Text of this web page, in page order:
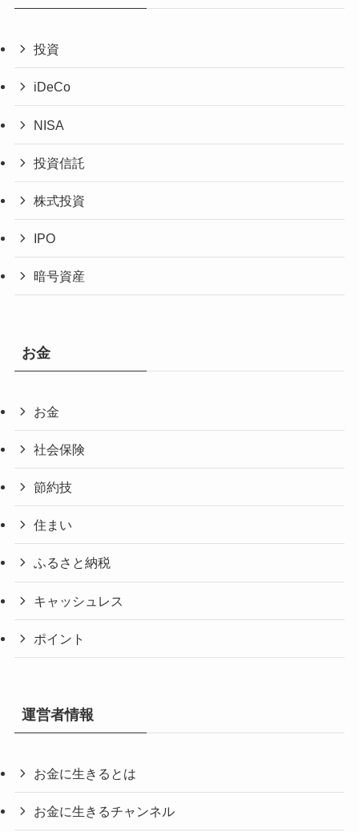
投資
iDeCo
NISA
投資信託
株式投資
IPO
暗号資産
お金
お金
社会保険
節約技
住まい
ふるさと納税
キャッシュレス
ポイント
運営者情報
お金に生きるとは
お金に生きるチャンネル